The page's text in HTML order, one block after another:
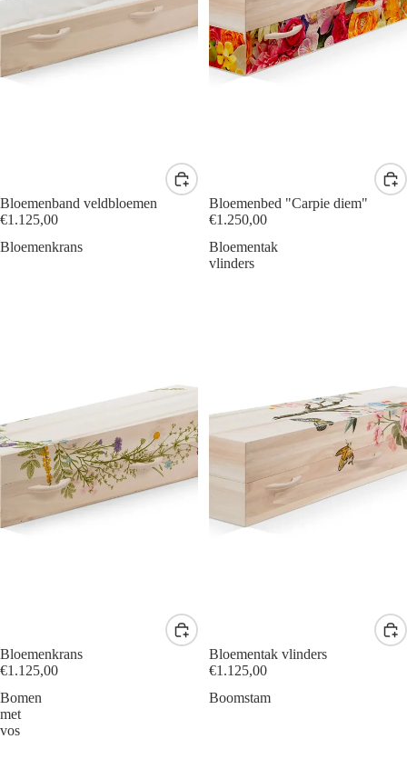
Bloemenband veldbloemen
€1.125,00
Bloemenbed "Carpie diem"
€1.250,00
Bloemenkrans
Bloemenkrans
€1.125,00
Bloementak
vlinders
Bloementak vlinders
€1.125,00
Bomen
met
vos
Boomstam